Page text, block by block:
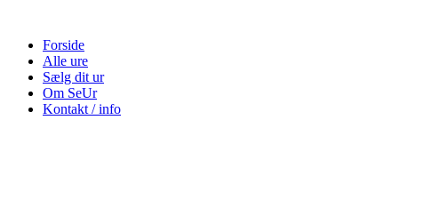
Forside
Alle ure
Sælg dit ur
Om SeUr
Kontakt / info